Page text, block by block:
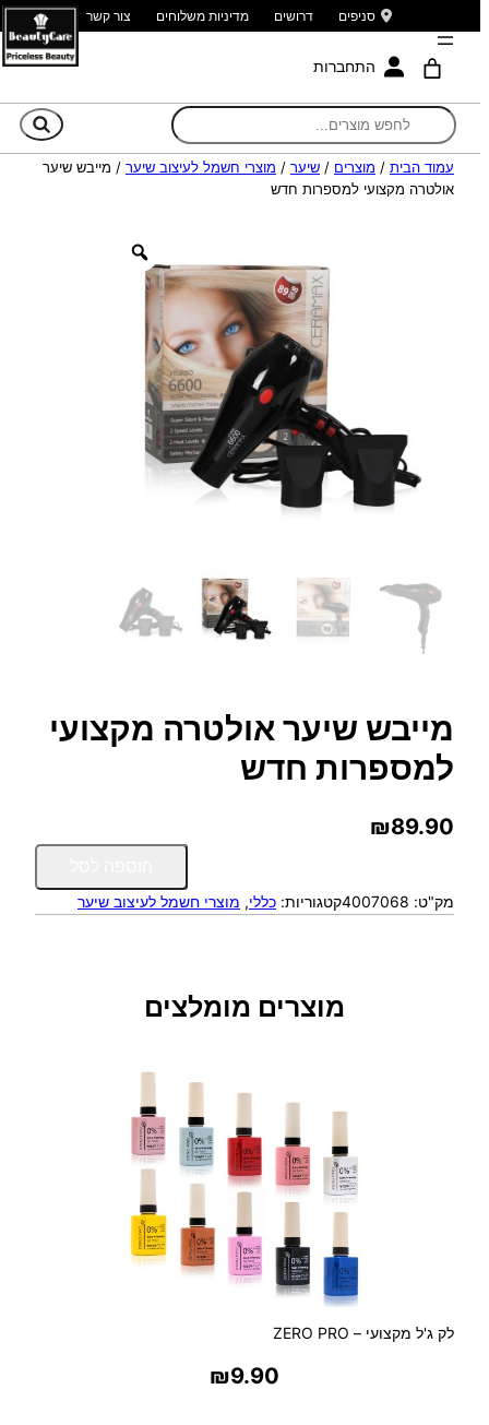
סניפים דרושים מדיניות משלוחים צור קשר
התחברות
עמוד הבית / מוצרים / שיער / מוצרי חשמל לעיצוב שיער / מייבש שיער
אולטרה מקצועי למספרות חדש
מייבש שיער אולטרה מקצועי
למספרות חדש
₪89.90
כ
ו
מ
י
ש
י
ע
א
ו
ל
מק"ט: 4007068קטגוריות: כללי, מוצרי חשמל לעיצוב שיער
מוצרים מומלצים
לק ג'ל מקצועי – ZERO PRO
₪9.90